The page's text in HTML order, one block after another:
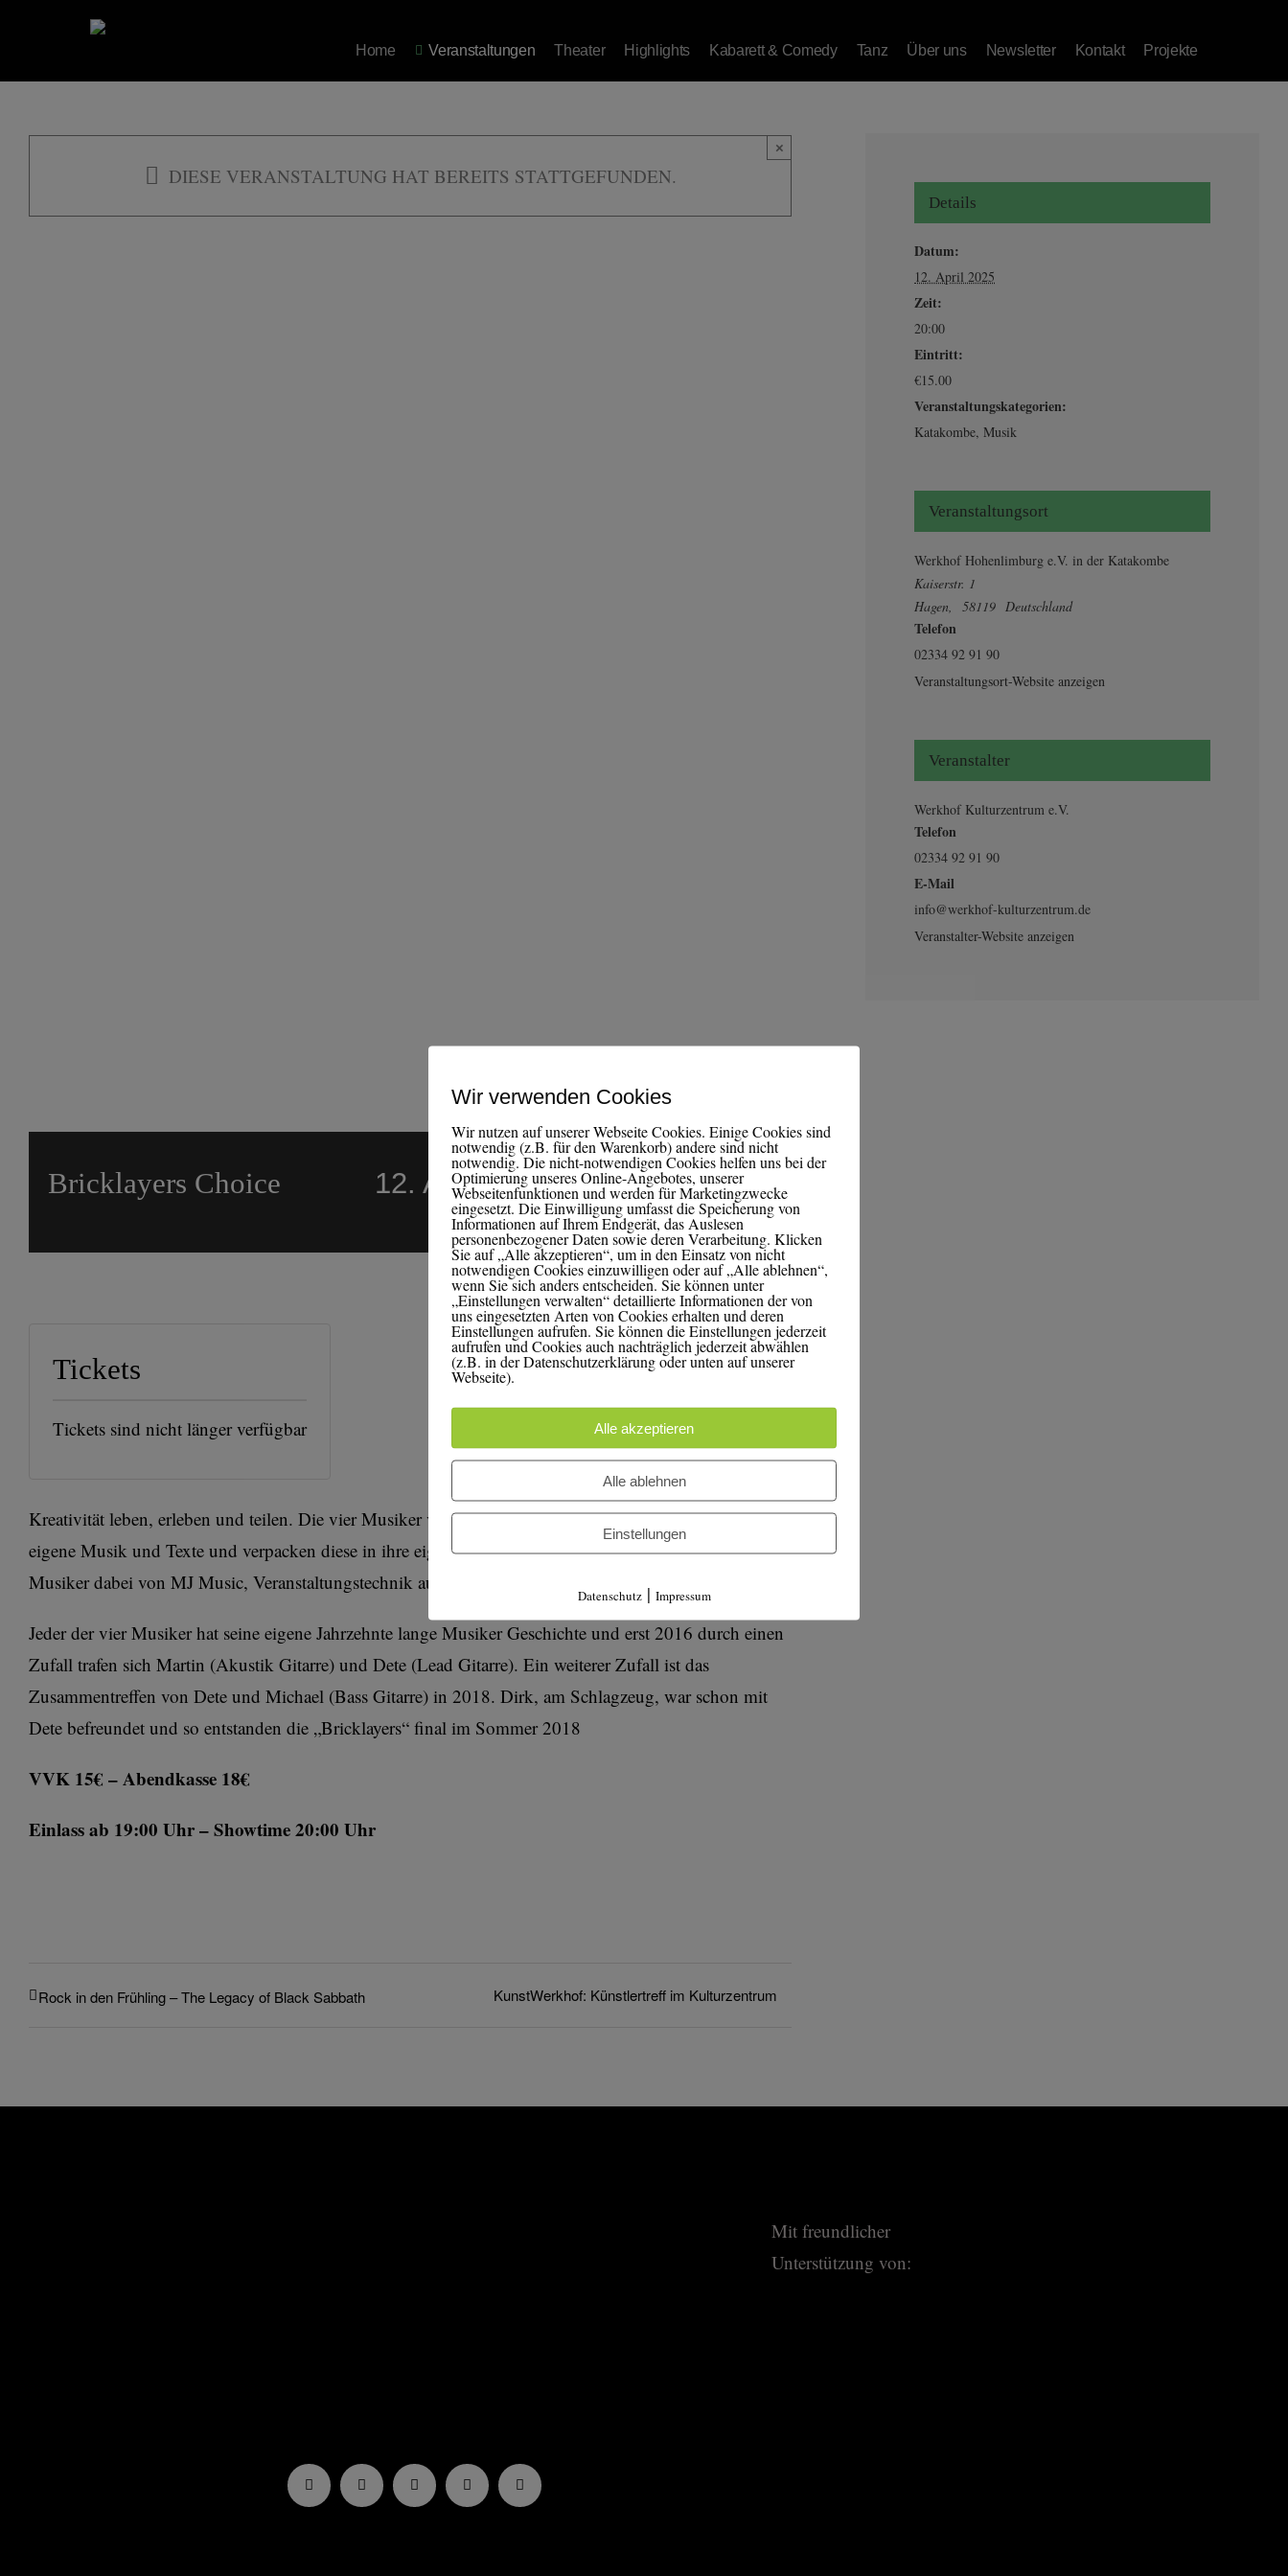
springen
Home Veranstaltungen Theater Highlights Kabarett & Comedy Tanz Über uns Newsletter Kontakt Projekte
DIESE VERANSTALTUNG HAT BEREITS STATTGEFUNDEN.
×
Bricklayers Choice 12. April 2025 , 20:00 | €15.00
Tickets
Tickets sind nicht länger verfügbar
Kreativität leben, erleben und teilen. Die vier Musiker von der Band „Bricklayers-Choice“ schreiben ihre
eigene Musik und Texte und verpacken diese in ihre eigene Bühnenshow. Unterstützung bekommen die
Musiker dabei von MJ Music, Veranstaltungstechnik aus Werl.
Jeder der vier Musiker hat seine eigene Jahrzehnte lange Musiker Geschichte und erst 2016 durch einen
Zufall trafen sich Martin (Akustik Gitarre) und Dete (Lead Gitarre). Ein weiterer Zufall ist das
Zusammentreffen von Dete und Michael (Bass Gitarre) in 2018. Dirk, am Schlagzeug, war schon mit
Dete befreundet und so entstanden die „Bricklayers“ final im Sommer 2018
VVK 15€ – Abendkasse 18€
Einlass ab 19:00 Uhr – Showtime 20:00 Uhr
Rock in den Frühling – The Legacy of Black Sabbath KunstWerkhof: Künstlertreff im Kulturzentrum
Details
Datum:
12. April 2025
Zeit:
20:00
Eintritt:
€15.00
Veranstaltungskategorien:
Katakombe,Musik
Veranstaltungsort
Werkhof Hohenlimburg e.V. in der Katakombe
Kaiserstr. 1
Hagen, 58119 Deutschland
Telefon
02334 92 91 90
Veranstaltungsort-Website anzeigen
Veranstalter
Werkhof Kulturzentrum e.V.
Telefon
02334 92 91 90
E-Mail
info@werkhof-kulturzentrum.de
Veranstalter-Website anzeigen
Mit freundlicher
Unterstützung von:
Wir verwenden Cookies
Wir nutzen auf unserer Webseite Cookies. Einige Cookies sind
notwendig (z.B. für den Warenkorb) andere sind nicht
notwendig. Die nicht-notwendigen Cookies helfen uns bei der
Optimierung unseres Online-Angebotes, unserer
Webseitenfunktionen und werden für Marketingzwecke
eingesetzt. Die Einwilligung umfasst die Speicherung von
Informationen auf Ihrem Endgerät, das Auslesen
personenbezogener Daten sowie deren Verarbeitung. Klicken
Sie auf „Alle akzeptieren“, um in den Einsatz von nicht
notwendigen Cookies einzuwilligen oder auf „Alle ablehnen“,
wenn Sie sich anders entscheiden. Sie können unter
„Einstellungen verwalten“ detaillierte Informationen der von
uns eingesetzten Arten von Cookies erhalten und deren
Einstellungen aufrufen. Sie können die Einstellungen jederzeit
aufrufen und Cookies auch nachträglich jederzeit abwählen
(z.B. in der Datenschutzerklärung oder unten auf unserer
Webseite).
Alle akzeptieren
Alle ablehnen
Einstellungen
Datenschutz| Impressum